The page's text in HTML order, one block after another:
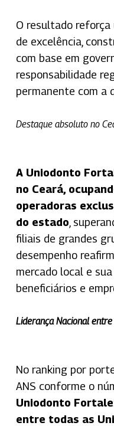
O resultado
de excelência,
com base em
responsabilidade
permanente com a
Destaque absoluto no
A Uniodonto
no Ceará,
operadoras
do estado
filiais de grandes
desempenho
mercado local e
beneficiários e
Liderança Nacional
No ranking por
ANS conforme o
Uniodonto
entre todas as